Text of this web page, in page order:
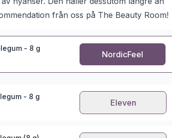
från oss på The Beauty Room!
- 8 g
NordicFeel
- 8 g
Eleven